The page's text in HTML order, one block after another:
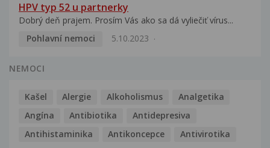
HPV typ 52 u partnerky
Dobrý deň prajem. Prosím Vás ako sa dá vyliečiť vírus...
Pohlavní nemoci
5.10.2023
NEMOCI
Kašel Alergie Alkoholismus
Analgetika
Angína
Antibiotika
Antidepresiva
Antihistaminika
Antikoncepce Antivirotika